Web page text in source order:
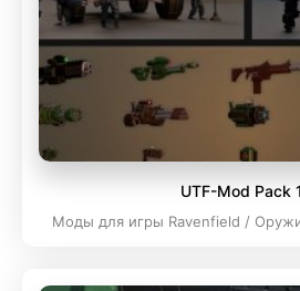
UTF-Mod Pack
Моды для игры Ravenfield /